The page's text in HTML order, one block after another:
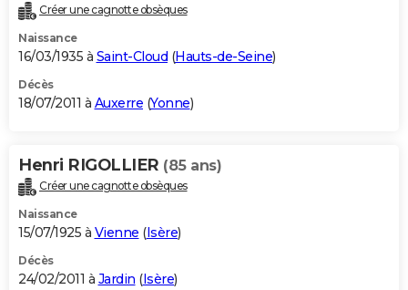
Créer une cagnotte obsèques
Naissance
16/03/1935 à Saint-Cloud (Hauts-de-Seine)
Décès
18/07/2011 à Auxerre (Yonne)
Henri RIGOLLIER (85 ans)
Créer une cagnotte obsèques
Naissance
15/07/1925 à Vienne (Isère)
Décès
24/02/2011 à Jardin (Isère)